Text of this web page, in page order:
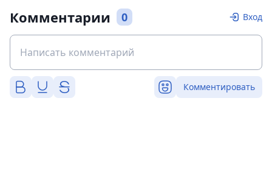
Комментарии 0 Вход
Комментировать